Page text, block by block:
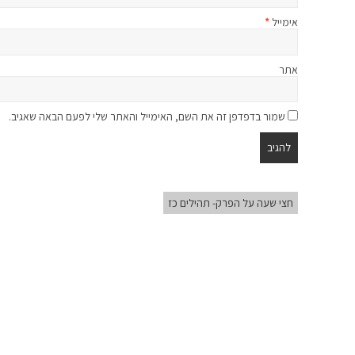
אימייל *
אתר
שמור בדפדפן זה את השם, האימייל והאתר שלי לפעם הבאה שאגיב.
חצי שעה על הפרק- תהילים כז